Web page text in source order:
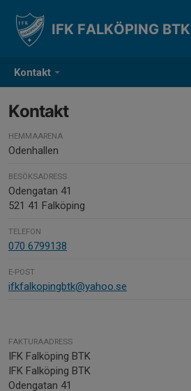
Kontakt
IFK FALKÖPING BTK
Kontakt
HEMMAARENA
Odenhallen
BESÖKSADRESS
Odengatan 41
521 41 Falköping
TELEFON
070 6799138
E-POST
ifkfalkopingbtk@yahoo.se
FAKTURAADRESS
IFK Falköping BTK
IFK Falköping BTK
Odengatan 41